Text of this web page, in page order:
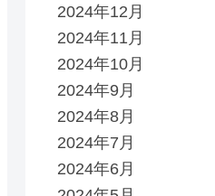
2024年12月
2024年11月
2024年10月
2024年9月
2024年8月
2024年7月
2024年6月